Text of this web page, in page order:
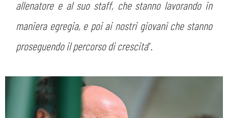
allenatore e al suo staff, che stanno lavorando in
maniera egregia, e poi ai nostri giovani che stanno
proseguendo il percorso di crescita”.